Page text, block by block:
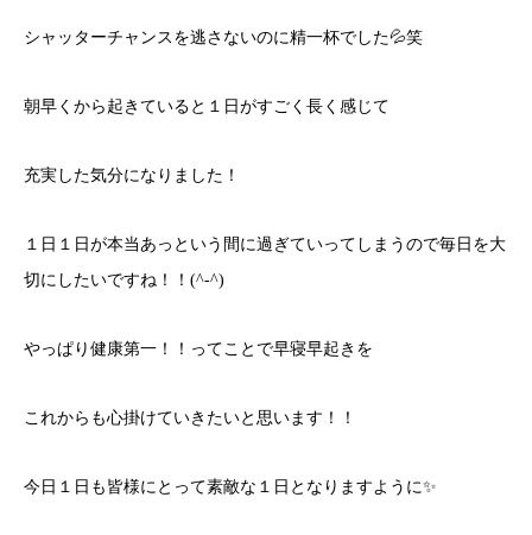
シャッターチャンスを逃さないのに精一杯でした💦笑
朝早くから起きていると１日がすごく長く感じて
充実した気分になりました！
１日１日が本当あっという間に過ぎていってしまうので毎日を大
切にしたいですね！！(^-^)
やっぱり健康第一！！ってことで早寝早起きを
これからも心掛けていきたいと思います！！
今日１日も皆様にとって素敵な１日となりますように✨